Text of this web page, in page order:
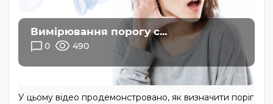
Вимірювання порогу с...
0 490
У цьому відео продемонстровано, як визначити поріг